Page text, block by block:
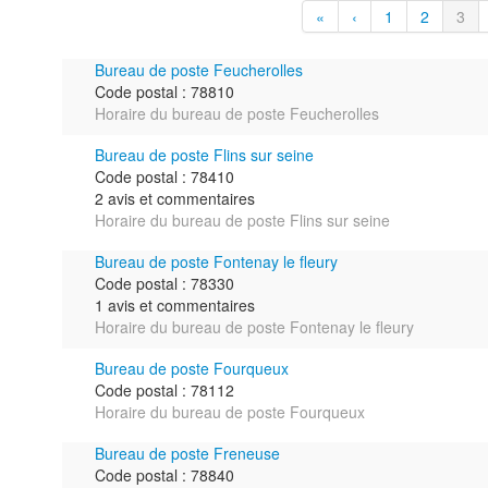
« ‹ 1 2 3
Bureau de poste Feucherolles
Code postal : 78810
Horaire du bureau de poste Feucherolles
Bureau de poste Flins sur seine
Code postal : 78410
2 avis et commentaires
Horaire du bureau de poste Flins sur seine
Bureau de poste Fontenay le fleury
Code postal : 78330
1 avis et commentaires
Horaire du bureau de poste Fontenay le fleury
Bureau de poste Fourqueux
Code postal : 78112
Horaire du bureau de poste Fourqueux
Bureau de poste Freneuse
Code postal : 78840